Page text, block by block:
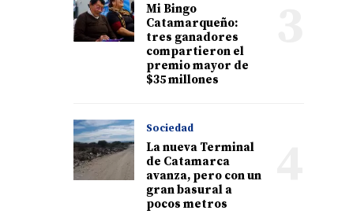
Mi Bingo
Catamarqueño:
tres ganadores
compartieron el
premio mayor de
$35 millones
Sociedad
La nueva Terminal
de Catamarca
avanza, pero con un
gran basural a
pocos metros